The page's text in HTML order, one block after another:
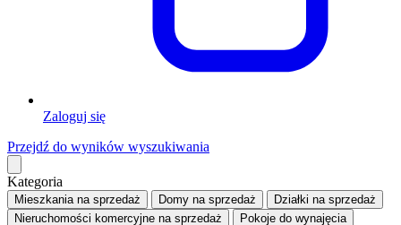
Zaloguj się
Przejdź do wyników wyszukiwania
Kategoria
Mieszkaniana sprzedaż Domy na sprzedaż Działki na sprzedaż
Nieruchomości komercyjne na sprzedaż Pokoje do wynajęcia